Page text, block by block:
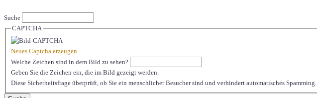
Suche
CAPTCHA
Neues Captcha erzeugen
Welche Zeichen sind in dem Bild zu sehen?
Geben Sie die Zeichen ein, die im Bild gezeigt werden.
Diese Sicherheitsfrage überprüft, ob Sie ein menschlicher Besucher sind und verhindert automatisches Spamming.